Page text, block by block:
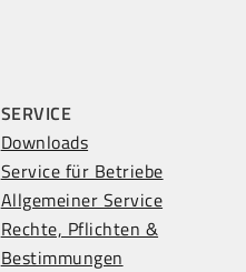
SERVICE
Downloads
Service für Betriebe
Allgemeiner Service
Rechte, Pflichten &
Bestimmungen